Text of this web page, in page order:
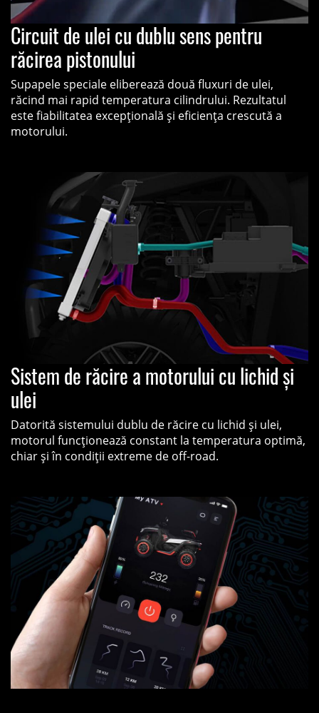
Circuit de ulei cu dublu sens pentru
răcirea pistonului
Supapele speciale eliberează două fluxuri de ulei,
răcind mai rapid temperatura cilindrului. Rezultatul
este fiabilitatea excepțională și eficiența crescută a
motorului.
Sistem de răcire a motorului cu lichid și
ulei
Datorită sistemului dublu de răcire cu lichid și ulei,
motorul funcționează constant la temperatura optimă,
chiar și în condiții extreme de off-road.